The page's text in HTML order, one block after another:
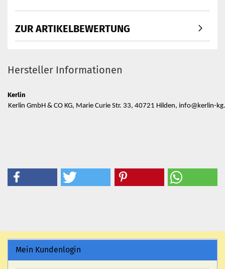
ZUR ARTIKELBEWERTUNG
Hersteller Informationen
Kerlin
Kerlin GmbH & CO KG, Marie Curie Str. 33, 40721 Hilden, info@kerlin-
Mein Kundenlogin